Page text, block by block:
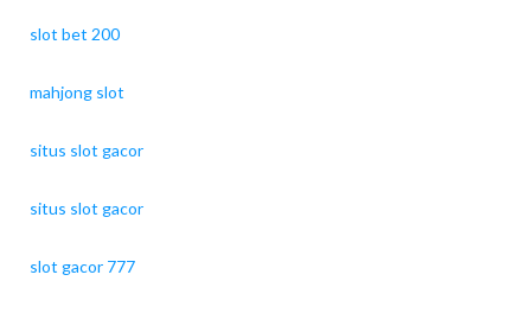
slot bet 200
mahjong slot
situs slot gacor
situs slot gacor
slot gacor 777